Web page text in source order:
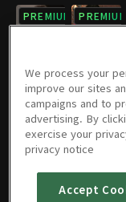
PREMIUM PREMIUM
PREMIUM
19회
12/30/2022 • 34분
20회
We process your
improve our sites
campaigns and to
advertising. By
exercise your
privacy notice
Accept